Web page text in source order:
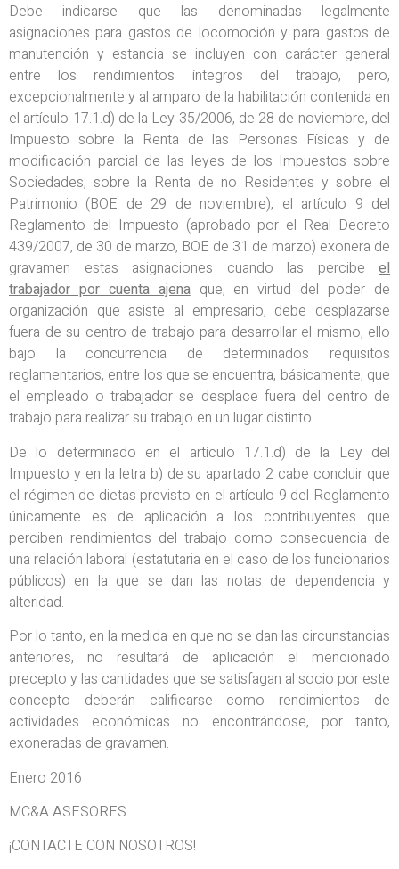
Debe indicarse que las denominadas legalmente
asignaciones para gastos de locomoción y para gastos de
manutención y estancia se incluyen con carácter general
entre los rendimientos íntegros del trabajo, pero,
excepcionalmente y al amparo de la habilitación contenida en
el artículo 17.1.d) de la Ley 35/2006, de 28 de noviembre, del
Impuesto sobre la Renta de las Personas Físicas y de
modificación parcial de las leyes de los Impuestos sobre
Sociedades, sobre la Renta de no Residentes y sobre el
Patrimonio (BOE de 29 de noviembre), el artículo 9 del
Reglamento del Impuesto (aprobado por el Real Decreto
439/2007, de 30 de marzo, BOE de 31 de marzo) exonera de
gravamen estas asignaciones cuando las percibe el
trabajador por cuenta ajenaque, en virtud del poder de
organización que asiste al empresario, debe desplazarse
fuera de su centro de trabajo para desarrollar el mismo; ello
bajo la concurrencia de determinados requisitos
reglamentarios, entre los que se encuentra, básicamente, que
el empleado o trabajador se desplace fuera del centro de
trabajo para realizar su trabajo en un lugar distinto.
De lo determinado en el artículo 17.1.d) de la Ley del
Impuesto y en la letra b) de su apartado 2 cabe concluir que
el régimen de dietas previsto en el artículo 9 del Reglamento
únicamente es de aplicación a los contribuyentes que
perciben rendimientos del trabajo como consecuencia de
una relación laboral (estatutaria en el caso de los funcionarios
públicos) en la que se dan las notas de dependencia y
alteridad.
Por lo tanto, en la medida en que no se dan las circunstancias
anteriores, no resultará de aplicación el mencionado
precepto y las cantidades que se satisfagan al socio por este
concepto deberán calificarse como rendimientos de
actividades económicas no encontrándose, por tanto,
exoneradas de gravamen.
Enero 2016
MC&A ASESORES
¡CONTACTE CON NOSOTROS!